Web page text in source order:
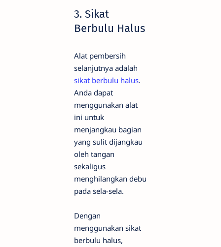
3. Sikat
Berbulu Halus
Alat pembersih
selanjutnya adalah
sikat berbulu halus.
Anda dapat
menggunakan alat
ini untuk
menjangkau bagian
yang sulit dijangkau
oleh tangan
sekaligus
menghilangkan debu
pada sela-sela.
Dengan
menggunakan sikat
berbulu halus,